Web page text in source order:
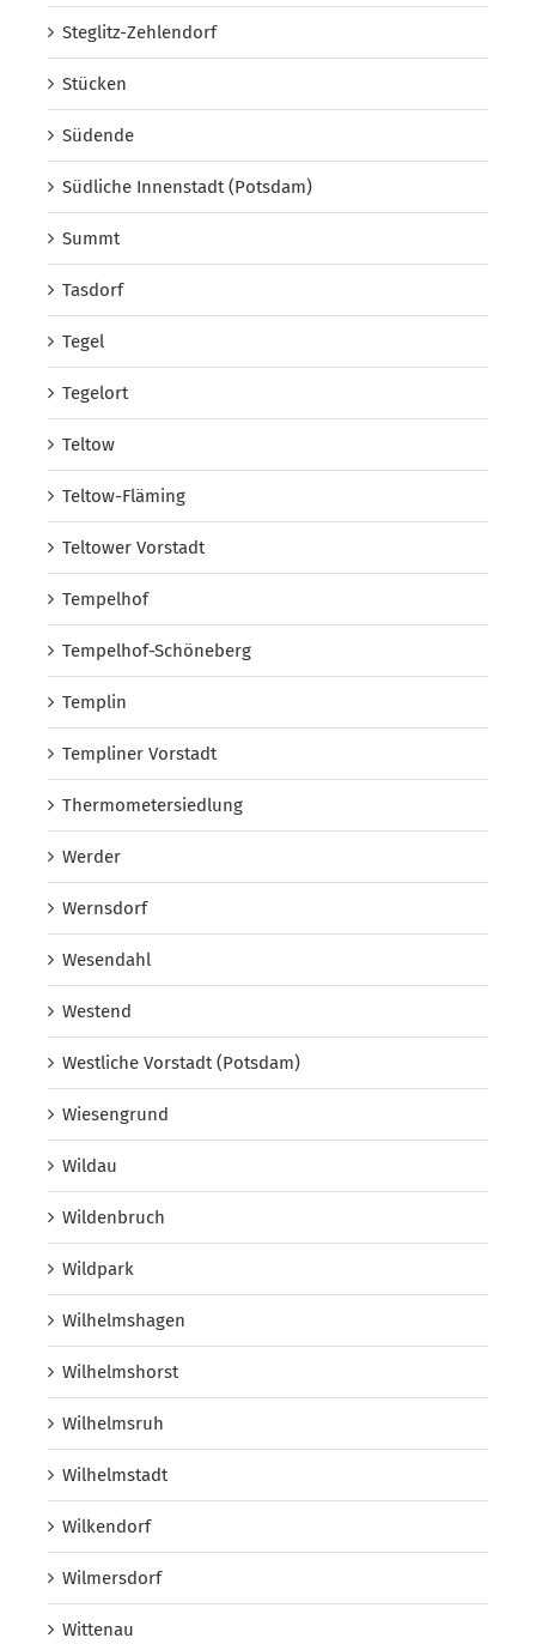
Steglitz-Zehlendorf
Stücken
Südende
Südliche Innenstadt (Potsdam)
Summt
Tasdorf
Tegel
Tegelort
Teltow
Teltow-Fläming
Teltower Vorstadt
Tempelhof
Tempelhof-Schöneberg
Templin
Templiner Vorstadt
Thermometersiedlung
Werder
Wernsdorf
Wesendahl
Westend
Westliche Vorstadt (Potsdam)
Wiesengrund
Wildau
Wildenbruch
Wildpark
Wilhelmshagen
Wilhelmshorst
Wilhelmsruh
Wilhelmstadt
Wilkendorf
Wilmersdorf
Wittenau